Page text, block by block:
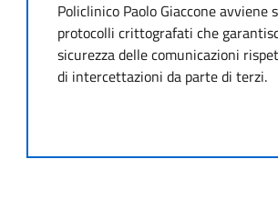
Policlinico Paolo Giaccone avviene
protocolli crittografati che
sicurezza delle comunicazioni
di intercettazioni da parte di terzi.